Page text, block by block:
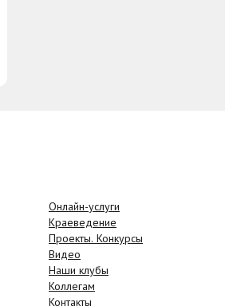
Онлайн-услуги
Краеведение
Проекты. Конкурсы
Видео
Наши клубы
Коллегам
Контакты